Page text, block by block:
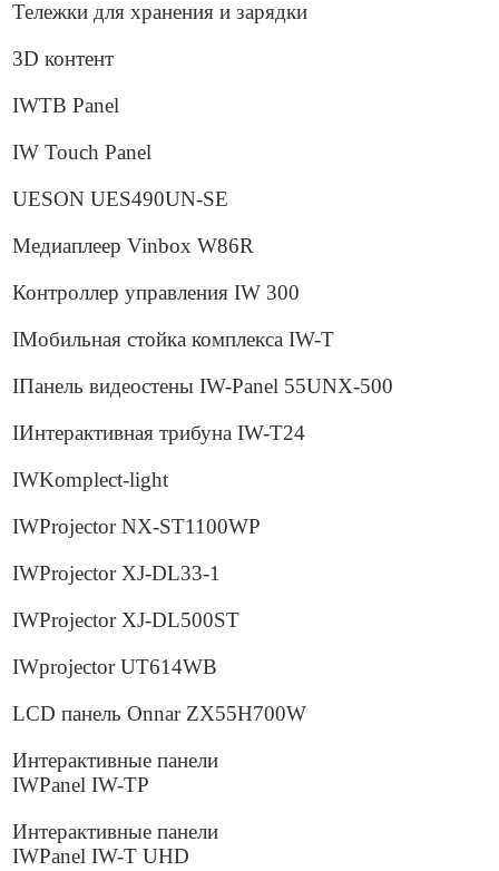
Тележки для хранения и зарядки
3D контент
IWTB Panel
IW Touch Panel
UESON UES490UN-SE
Медиаплеер Vinbox W86R
Контроллер управления IW 300
IМобильная стойка комплекса IW-T
IПанель видеостены IW-Panel 55UNX-500
IИнтерактивная трибуна IW-T24
IWKomplect-light
IWProjector NX-ST1100WP
IWProjector XJ-DL33-1
IWProjector XJ-DL500ST
IWprojector UT614WB
LCD панель Onnar ZX55H700W
Интерактивные панели
IWPanel IW-TP
Интерактивные панели
IWPanel IW-T UHD